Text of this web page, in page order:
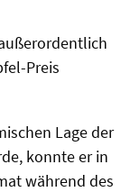
Preis
Lage der
konnte er in
während des